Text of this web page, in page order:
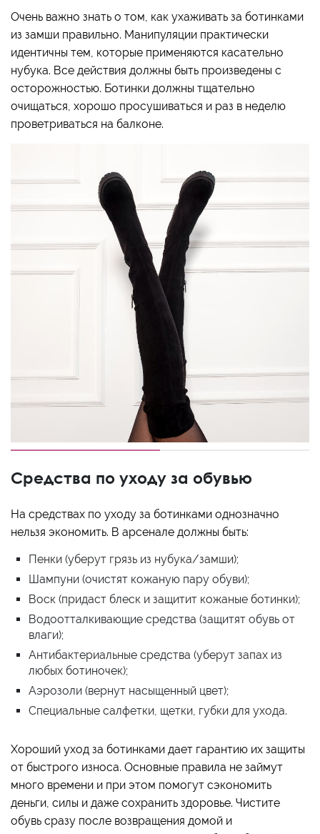
Очень важно знать о том, как ухаживать за ботинками
из замши правильно. Манипуляции практически
идентичны тем, которые применяются касательно
нубука. Все действия должны быть произведены с
осторожностью. Ботинки должны тщательно
очищаться, хорошо просушиваться и раз в неделю
проветриваться на балконе.
Средства по уходу за обувью
На средствах по уходу за ботинками однозначно
нельзя экономить. В арсенале должны быть:
Пенки (уберут грязь из нубука/замши);
Шампуни (очистят кожаную пару обуви);
Воск (придаст блеск и защитит кожаные ботинки);
Водоотталкивающие средства (защитят обувь от
влаги);
Антибактериальные средства (уберут запах из
любых ботиночек);
Аэрозоли (вернут насыщенный цвет);
Специальные салфетки, щетки, губки для ухода.
Хороший уход за ботинками дает гарантию их защиты
от быстрого износа. Основные правила не займут
много времени и при этом помогут сэкономить
деньги, силы и даже сохранить здоровье. Чистите
обувь сразу после возвращения домой и